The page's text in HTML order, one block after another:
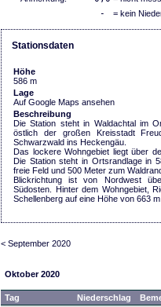
- = kein
Stationsdaten
Höhe
586 m
Lage
Auf Google Maps ansehen
Beschreibung
Die Station steht in Waldachtal im
östlich der großen Kreisstadt
Schwarzwald ins Heckengäu.
Das lockere Wohngebiet liegt über
Die Station steht in Ortsrandlage in
freie Feld und 500 Meter zum
Blickrichtung ist von Nordwest
Südosten. Hinter dem Wohngebiet,
Schellenberg auf eine Höhe von 663 m
< September 2020
Oktober 2020
Tag Niederschlag